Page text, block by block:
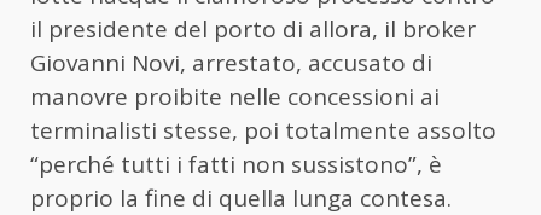
il presidente del porto di allora, il broker
Giovanni Novi, arrestato, accusato di
manovre proibite nelle concessioni ai
terminalisti stesse, poi totalmente assolto
“perché tutti i fatti non sussistono”, è
proprio la fine di quella lunga contesa.